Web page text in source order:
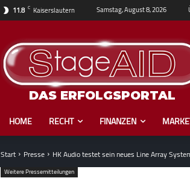
11.8 C Kaiserslautern Samstag, August 8, 2026
DAS ERFOLGSPORTAL
HOME RECHT FINANZEN
Start Presse HK Audio testet sein neues Line Array
Weitere Pressemitteilungen